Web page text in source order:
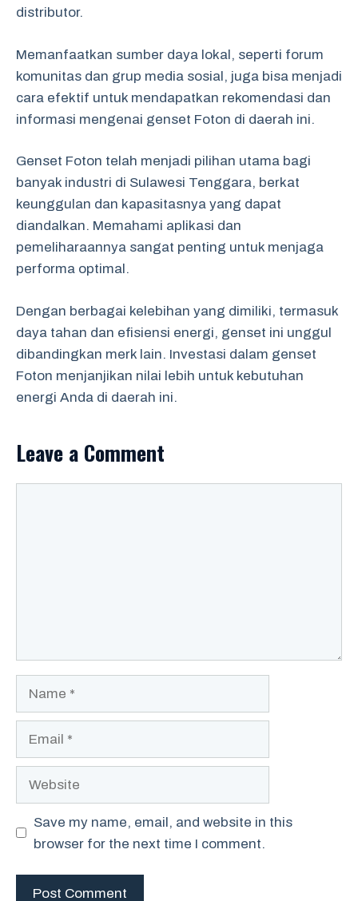
distributor.
Memanfaatkan sumber daya lokal, seperti forum
komunitas dan grup media sosial, juga bisa menjadi
cara efektif untuk mendapatkan rekomendasi dan
informasi mengenai genset Foton di daerah ini.
Genset Foton telah menjadi pilihan utama bagi
banyak industri di Sulawesi Tenggara, berkat
keunggulan dan kapasitasnya yang dapat
diandalkan. Memahami aplikasi dan
pemeliharaannya sangat penting untuk menjaga
performa optimal.
Dengan berbagai kelebihan yang dimiliki, termasuk
daya tahan dan efisiensi energi, genset ini unggul
dibandingkan merk lain. Investasi dalam genset
Foton menjanjikan nilai lebih untuk kebutuhan
energi Anda di daerah ini.
Leave a Comment
Save my name, email, and website in this
browser for the next time I comment.